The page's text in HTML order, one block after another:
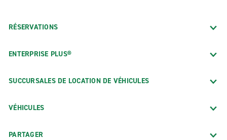
RÉSERVATIONS
ENTERPRISE PLUS®
SUCCURSALES DE LOCATION DE VÉHICULES
VÉHICULES
PARTAGER